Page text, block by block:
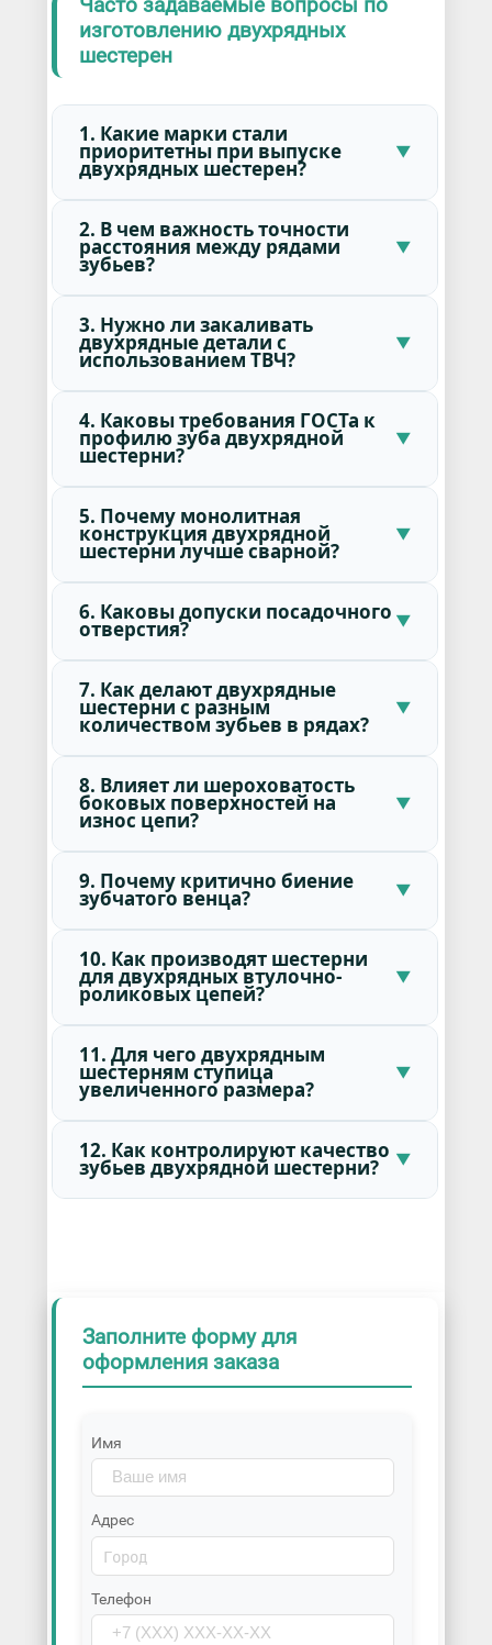
изготовлению двухрядных
шестерен
1. Какие марки стали
приоритетны при выпуске
двухрядных шестерен?
2. В чем важность точности
расстояния между рядами
зубьев?
3. Нужно ли закаливать
двухрядные детали с
использованием ТВЧ?
4. Каковы требования ГОСТа к
профилю зуба двухрядной
шестерни?
5. Почему монолитная
конструкция двухрядной
шестерни лучше сварной?
6. Каковы допуски посадочного
отверстия?
7. Как делают двухрядные
шестерни с разным
количеством зубьев в рядах?
8. Влияет ли шероховатость
боковых поверхностей на
износ цепи?
9. Почему критично биение
зубчатого венца?
10. Как производят шестерни
для двухрядных втулочно-
роликовых цепей?
11. Для чего двухрядным
шестерням ступица
увеличенного размера?
12. Как контролируют качество
зубьев двухрядной шестерни?
Заполните форму для
оформления заказа
Имя
Адрес
Телефон